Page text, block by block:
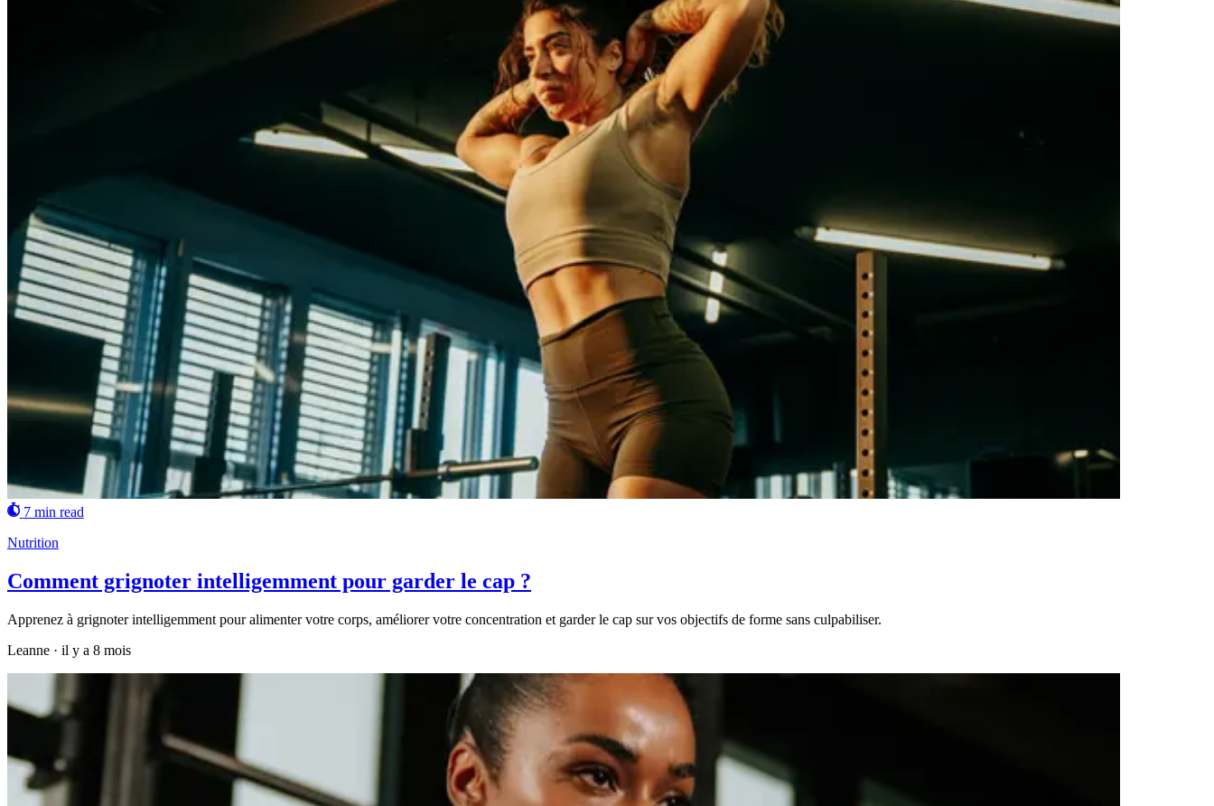
7 min read
Nutrition
Comment grignoter intelligemment pour garder le cap ?
Apprenez à grignoter intelligemment pour alimenter votre corps, améliorer votre concentration et garder le cap sur vos objectifs de forme sans culpabiliser.
Leanne · il y a 8 mois